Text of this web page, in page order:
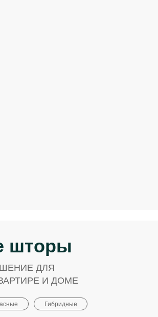
шторы
ДЛЯ
И ДОМЕ
Гибридные